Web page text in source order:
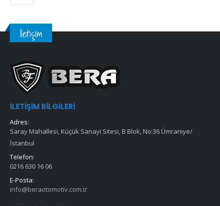
İletişim
İLETIŞIM BILGILERI
Adres:
Saray Mahallesi, Küçük Sanayi Sitesi, B Blok, No:36 Ümraniye/
İstanbul
Telefon:
0216 630 16 06
E-Posta:
info@beraotomotiv.com.tr